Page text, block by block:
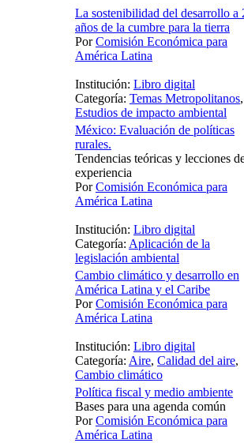
La sostenibilidad del desarrollo a
años de la cumbre para la tierra
PorComisión Económica para
América Latina
Institución: Libro digital
Categoría: Temas Metropolitanos,
Estudios de impacto ambiental
México: Evaluación de políticas
rurales.
Tendencias teóricas y lecciones
experiencia
PorComisión Económica para
América Latina
Institución: Libro digital
Categoría: Aplicación de la
legislación ambiental
Cambio climático y desarrollo en
América Latina y el Caribe
PorComisión Económica para
América Latina
Institución: Libro digital
Categoría: Aire, Calidad del aire,
Cambio climático
Política fiscal y medio ambiente
Bases para una agenda común
PorComisión Económica para
América Latina